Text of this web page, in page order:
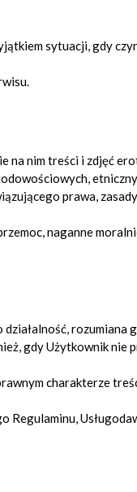
sytuacji, gdy
na nim treści i zdjęć
prawa,
naganne
rozumiana
gdy Użytkownik nie
charakterze